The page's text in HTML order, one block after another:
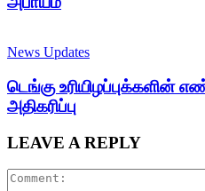
News Updates
டெங்கு
அதிகரிப்பு
LEAVE A REPLY